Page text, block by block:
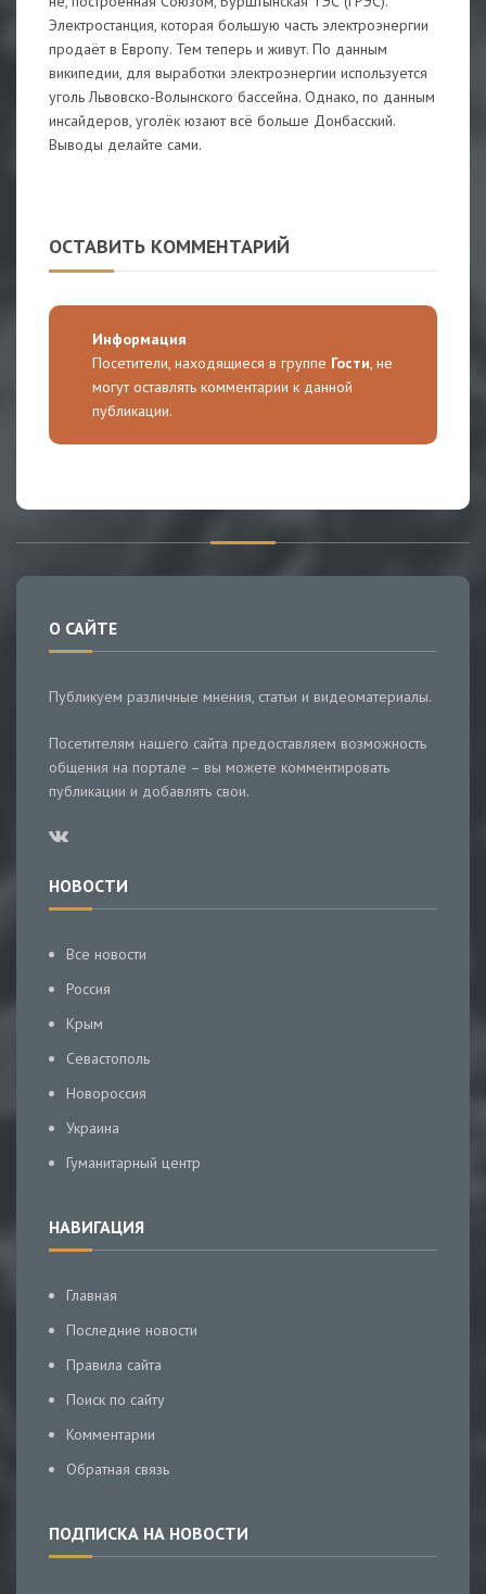
Электростанция, которая большую часть электроэнергии
продаёт в Европу. Тем теперь и живут. По данным
википедии, для выработки электроэнергии используется
уголь Львовско-Волынского бассейна. Однако, по данным
инсайдеров, уголёк юзают всё больше Донбасский.
Выводы делайте сами.
ОСТАВИТЬ КОММЕНТАРИЙ
Информация
Посетители, находящиеся в группе Гости, не
могут оставлять комментарии к данной
публикации.
О САЙТЕ
Публикуем различные мнения, статьи и видеоматериалы.
Посетителям нашего сайта предоставляем возможность
общения на портале – вы можете комментировать
публикации и добавлять свои.
НОВОСТИ
Все новости
Россия
Крым
Севастополь
Новороссия
Украина
Гуманитарный центр
НАВИГАЦИЯ
Главная
Последние новости
Правила сайта
Поиск по сайту
Комментарии
Обратная связь
ПОДПИСКА НА НОВОСТИ